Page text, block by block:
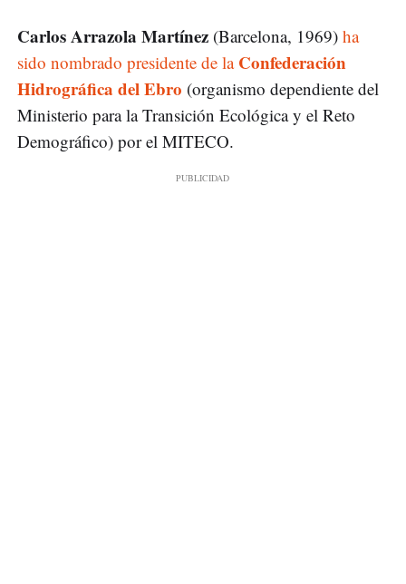
Carlos Arrazola Martínez (Barcelona, 1969) ha
sido nombrado presidente de la Confederación
Hidrográfica del Ebro (organismo dependiente del
Ministerio para la Transición Ecológica y el Reto
Demográfico) por el MITECO.